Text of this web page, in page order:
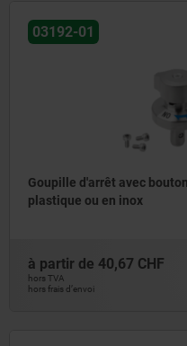
03192-01
Goupille d'arrêt avec
plastique ou en inox
à partir de 40,67 CHF
hors TVA
hors frais d’envoi